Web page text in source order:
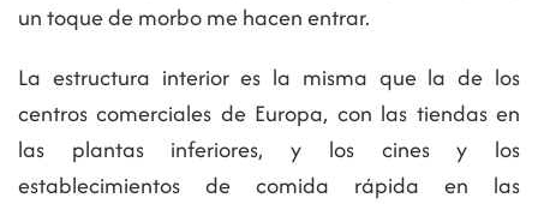
un toque de morbo me hacen entrar.
La estructura interior es la misma que la de los
centros comerciales de Europa, con las tiendas en
las plantas inferiores, y los cines y los
establecimientos de comida rápida en las